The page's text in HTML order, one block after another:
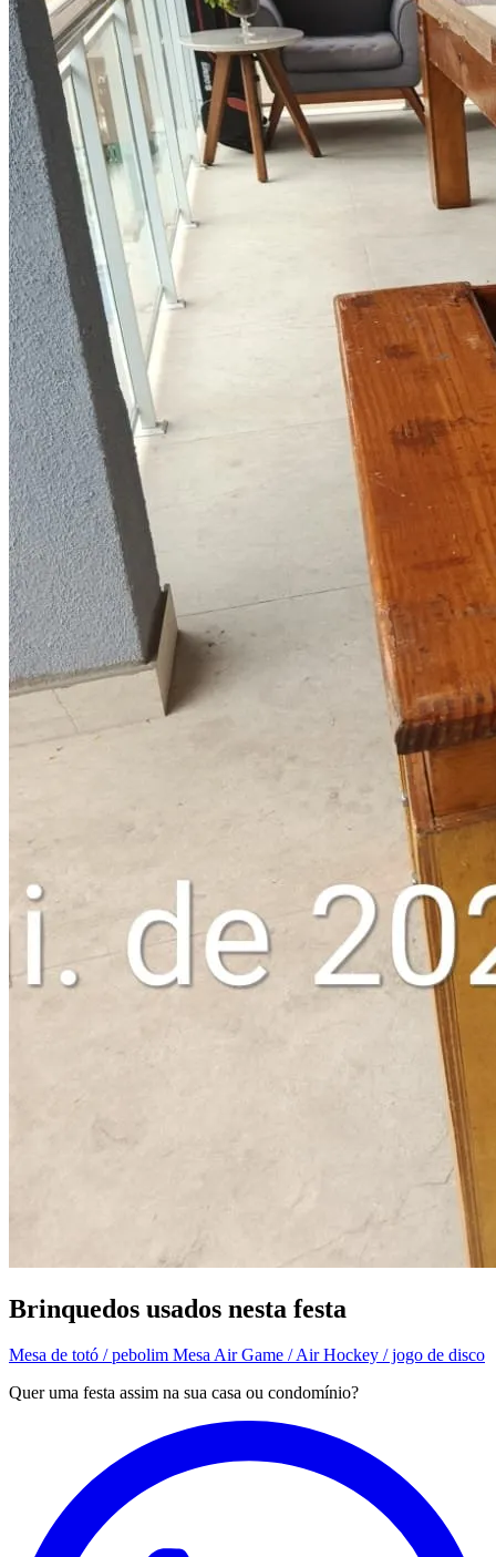
Brinquedos usados nesta festa
Mesa de totó / pebolim Mesa Air Game / Air Hockey / jogo de disco
Quer uma festa assim na sua casa ou condomínio?